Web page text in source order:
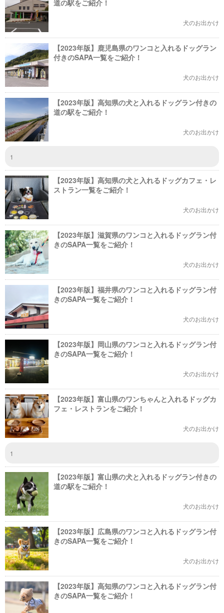
道の駅をご紹介！
犬のお出かけ
【2023年版】鹿児島県のワンコと入れるドッグラン
付きのSAPA一覧をご紹介！
犬のお出かけ
【2023年版】高知県の犬と入れるドッグラン付きの
道の駅をご紹介！
犬のお出かけ
1
【2023年版】高知県の犬と入れるドッグカフェ・レ
ストラン一覧をご紹介！
犬のお出かけ
【2023年版】滋賀県のワンコと入れるドッグラン付
きのSAPA一覧をご紹介！
犬のお出かけ
【2023年版】福井県のワンコと入れるドッグラン付
きのSAPA一覧をご紹介！
犬のお出かけ
【2023年版】岡山県のワンコと入れるドッグラン付
きのSAPA一覧をご紹介！
犬のお出かけ
【2023年版】富山県のワンちゃんと入れるドッグカ
フェ・レストランをご紹介！
犬のお出かけ
1
【2023年版】富山県の犬と入れるドッグラン付きの
道の駅をご紹介！
犬のお出かけ
【2023年版】広島県のワンコと入れるドッグラン付
きのSAPA一覧をご紹介！
犬のお出かけ
【2023年版】高知県のワンコと入れるドッグラン付
きのSAPA一覧をご紹介！